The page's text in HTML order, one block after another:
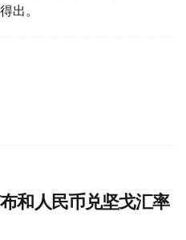
出。
和人民币兑坚戈汇率